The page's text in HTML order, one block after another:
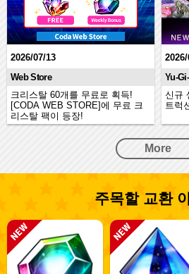
2026/07/13
Web Store
크리스탈 60개를 무료로 획득!
[CODA WEB STORE]에 무료 크
리스탈 팩이 등장!
Yu-
신규
트럭
More
주목할 교환